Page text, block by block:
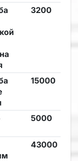
3200
15000
5000
43000